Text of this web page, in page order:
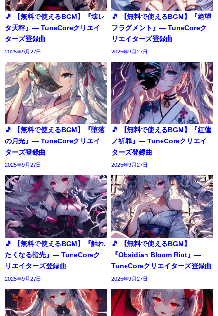
🎵 【無料で使えるBGM】『壊レ
タ天秤』― TuneCoreクリエイ
ターズ登録曲
2025年9月27日
🎵 【無料で使えるBGM】『絶望
フラグメント』― TuneCoreク
リエイターズ登録曲
2025年9月27日
🎵 【無料で使えるBGM】『堕落
の月光』― TuneCoreクリエイ
ターズ登録曲
2025年9月27日
🎵 【無料で使えるBGM】『紅蓮
ノ祈罪』― TuneCoreクリエイ
ターズ登録曲
2025年9月27日
🎵 【無料で使えるBGM】『触れ
たくなる指先』― TuneCoreク
リエイターズ登録曲
2025年9月27日
🎵 【無料で使えるBGM】
『Obsidian Bloom Riot』―
TuneCoreクリエイターズ登録曲
2025年9月27日